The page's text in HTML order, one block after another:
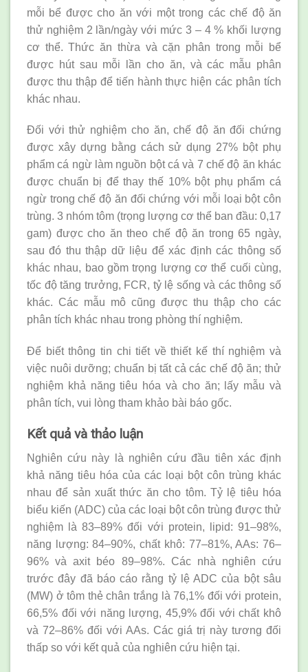
mỗi bể được cho ăn với một trong các chế độ ăn
thử nghiệm 2 lần/ngày với mức 3 – 4 % khối lượng
cơ thể. Thức ăn thừa và cặn phân trong mỗi bể
được hút sau mỗi lần cho ăn, và các mẫu phân
được thu thập để tiến hành thực hiện các phân tích
khác nhau.
Đối với thử nghiệm cho ăn, chế độ ăn đối chứng
được xây dựng bằng cách sử dụng 27% bột phụ
phẩm cá ngừ làm nguồn bột cá và 7 chế độ ăn khác
được chuẩn bị để thay thế 10% bột phụ phẩm cá
ngừ trong chế độ ăn đối chứng với mỗi loại bột côn
trùng. 3 nhóm tôm (trọng lượng cơ thể ban đầu: 0,17
gam) được cho ăn theo chế độ ăn trong 65 ngày,
sau đó thu thập dữ liệu để xác định các thông số
khác nhau, bao gồm trọng lượng cơ thể cuối cùng,
tốc độ tăng trưởng, FCR, tỷ lệ sống và các thông số
khác. Các mẫu mô cũng được thu thập cho các
phân tích khác nhau trong phòng thí nghiệm.
Để biết thông tin chi tiết về thiết kế thí nghiệm và
việc nuôi dưỡng; chuẩn bị tất cả các chế độ ăn; thử
nghiệm khả năng tiêu hóa và cho ăn; lấy mẫu và
phân tích, vui lòng tham khảo bài báo gốc.
Kết quả và thảo luận
Nghiên cứu này là nghiên cứu đầu tiên xác định
khả năng tiêu hóa của các loại bột côn trùng khác
nhau để sản xuất thức ăn cho tôm. Tỷ lệ tiêu hóa
biểu kiến ​​(ADC) của các loại bột côn trùng được thử
nghiệm là 83–89% đối với protein, lipid: 91–98%,
năng lượng: 84–90%, chất khô: 77–81%, AAs: 76–
96% và axit béo 89–98%. Các nhà nghiên cứu
trước đây đã báo cáo rằng tỷ lệ ADC của bột sâu
(MW) ở tôm thẻ chân trắng là 76,1% đối với protein,
66,5% đối với năng lượng, 45,9% đối với chất khô
và 72–86% đối với AAs. Các giá trị này tương đối
thấp so với kết quả của nghiên cứu hiện tại.